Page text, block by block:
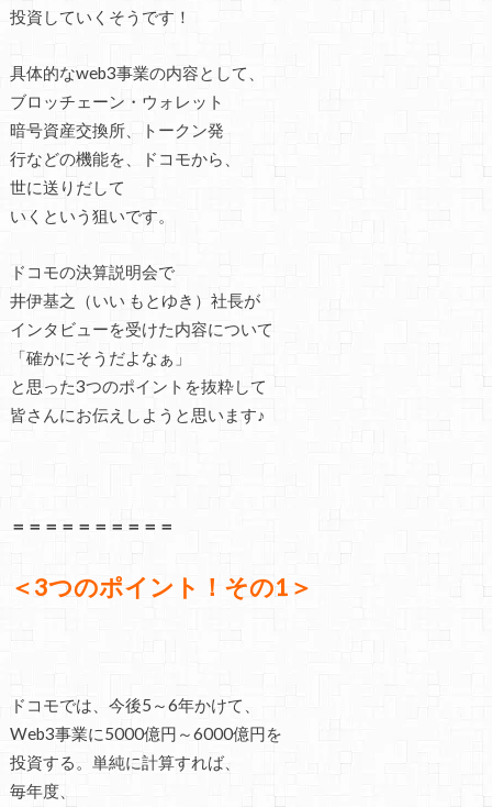
投資していくそうです！
具体的なweb3事業の内容として、
ブロッチェーン・ウォレット
暗号資産交換所、トークン発
行などの機能を、ドコモから、
世に送りだして
いくという狙いです。
ドコモの決算説明会で
井伊基之（いい もとゆき）社長が
インタビューを受けた内容について
「確かにそうだよなぁ」
と思った3つのポイントを抜粋して
皆さんにお伝えしようと思います♪
＝＝＝＝＝＝＝＝＝＝
＜3つのポイント！その1＞
ドコモでは、今後5～6年かけて、
Web3事業に5000億円～6000億円を
投資する。単純に計算すれば、
毎年度、